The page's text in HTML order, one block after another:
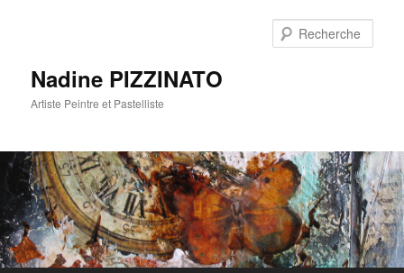
Nadine PIZZINATO
Artiste Peintre et Pastelliste